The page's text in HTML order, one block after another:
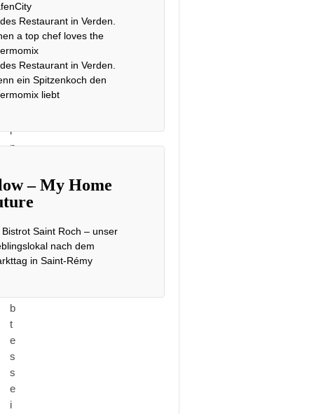
.
B
e
i
u
n
i
n
b
u
r
g
b
t
e
s
s
e
i
Restaurant in Verden.
a top chef loves the
Restaurant in Verden.
ein Spitzenkoch den
liebt
– My Home
Bistrot Saint Roch – unser
nach dem
in Saint-Rémy